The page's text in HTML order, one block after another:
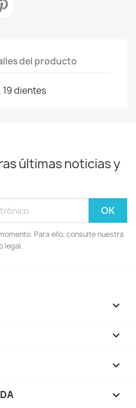
del producto
19 dientes
últimas noticias y
Para ello, consulte nuestra
legal.



keyboard_arrow_down